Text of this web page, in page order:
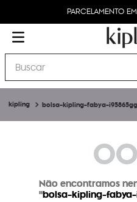
PARCELAMENTO
Buscar
bolsa-kipling-fabya-i95865gg
Não encontramos
"bolsa-kipling-